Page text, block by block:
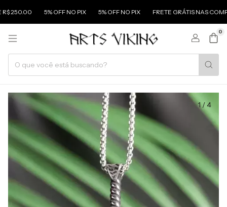
5% OFF NO PIX 5% OFF NO PIX FRETE GRÁTIS NAS COMPRAS
0
1/4